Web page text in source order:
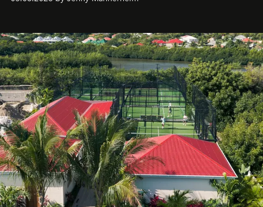
an approach that is as intuitive as it is personal: